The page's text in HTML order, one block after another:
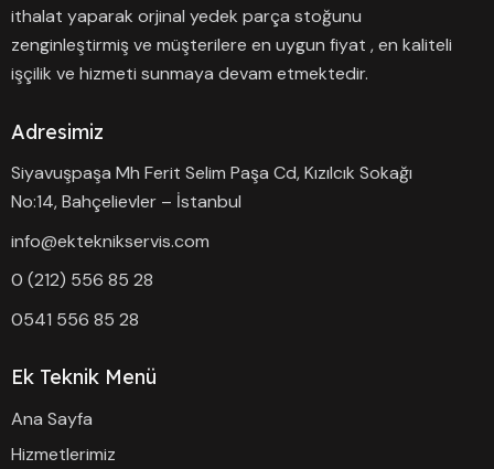
ithalat yaparak orjinal yedek parça stoğunu
zenginleştirmiş ve müşterilere en uygun fiyat , en kaliteli
işçilik ve hizmeti sunmaya devam etmektedir.
Adresimiz
Siyavuşpaşa Mh Ferit Selim Paşa Cd, Kızılcık Sokağı
No:14, Bahçelievler – İstanbul
info@ekteknikservis.com
0 (212) 556 85 28
0541 556 85 28
Ek Teknik Menü
Ana Sayfa
Hizmetlerimiz